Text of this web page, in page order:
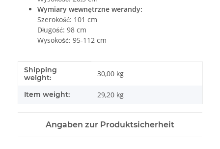
Wymiary wewnętrzne werandy:
Szerokość: 101 cm
Długość: 98 cm
Wysokość: 95-112 cm
#productDetails.itemInformation#
#productDetails.itemValue#
Shipping
weight:
30,00 kg
Item weight: 29,20 kg
Angaben zur Produktsicherheit